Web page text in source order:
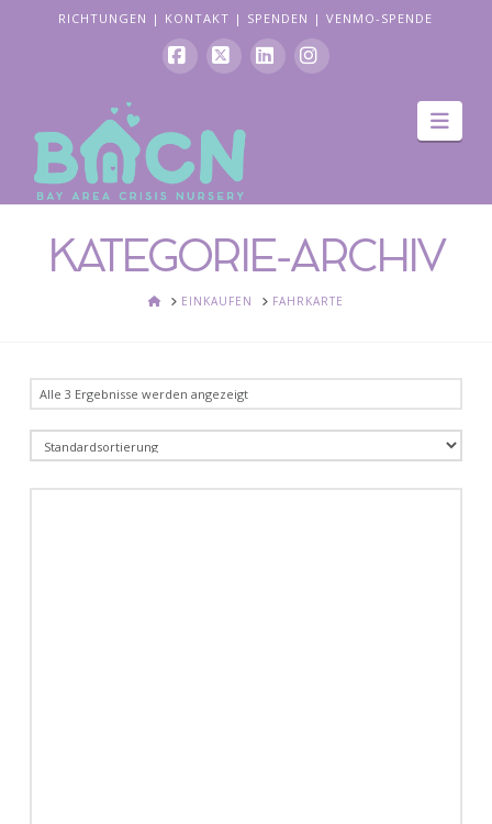
RICHTUNGEN | KONTAKT | SPENDEN |VENMO-SPENDE
KATEGORIE-ARCHIV
HEIMEINKAUFEN FAHRKARTE
Alle 3 Ergebnisse werden angezeigt